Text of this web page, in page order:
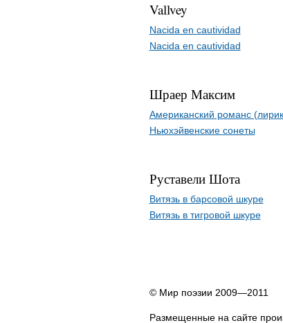
Vallvey
Nacida en cautividad
Nacida en cautividad
Шраер Максим
Американский романс
Ньюхэйвенские сонеты
Руставели Шота
Витязь в барсовой шкуре
Витязь в тигровой шкуре
© Мир поэзии 2009—2011
Размещенные на сайте